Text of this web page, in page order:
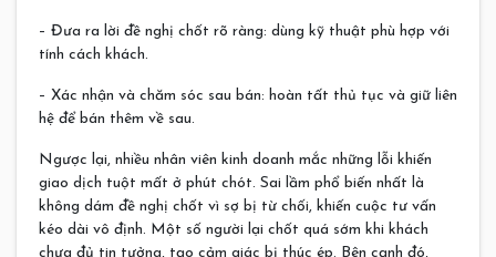
– Đưa ra lời đề nghị chốt rõ ràng: dùng kỹ thuật phù hợp với
tính cách khách.
– Xác nhận và chăm sóc sau bán: hoàn tất thủ tục và giữ liên
hệ để bán thêm về sau.
Ngược lại, nhiều nhân viên kinh doanh mắc những lỗi khiến
giao dịch tuột mất ở phút chót. Sai lầm phổ biến nhất là
không dám đề nghị chốt vì sợ bị từ chối, khiến cuộc tư vấn
kéo dài vô định. Một số người lại chốt quá sớm khi khách
chưa đủ tin tưởng, tạo cảm giác bị thúc ép. Bên cạnh đó,